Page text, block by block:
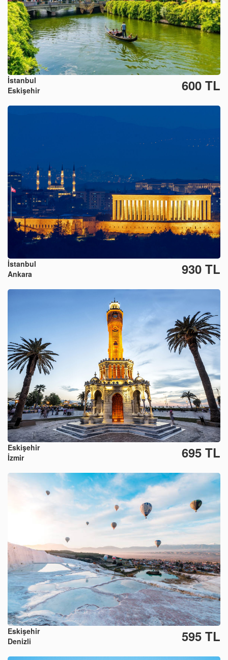
İstanbul
Eskişehir
600 TL
İstanbul
Ankara
930 TL
Eskişehir
İzmir
695 TL
Eskişehir
Denizli
595 TL